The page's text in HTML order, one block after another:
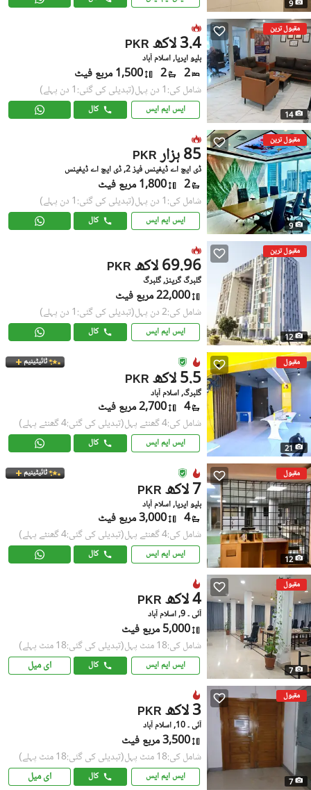
9
مقبول ترین
14
PKR 3.4 لاکھ
بلیو ایریا, اسلام آباد
2
2 1,500 مربع فیٹ
شامل کی:1 دن پہل (تبدیلی کی گئی:1 دن پہلے)
ایس ایم ایس کال
مقبول ترین
9
PKR 85 ہزار
ڈی ایچ اے ڈیفینس فیز 2, ڈی ایچ اے ڈیفینس
2 1,800 مربع فیٹ
شامل کی:1 دن پہل (تبدیلی کی گئی:1 دن پہلے)
ایس ایم ایس کال
مقبول ترین
12
PKR 69.96 لاکھ
گلبرگ گرینز, گلبرگ
22,000 مربع فیٹ
شامل کی:2 دن پہل (تبدیلی کی گئی:1 دن پہلے)
ایس ایم ایس کال
مقبول
21
ٹائیٹینیم
PKR 5.5 لاکھ
گلبرگ, اسلام آباد
4 2,700 مربع فیٹ
شامل کی:4 گھنٹے پہل (تبدیلی کی گئی:4 گھنٹے پہلے)
ایس ایم ایس کال
مقبول
12
ٹائیٹینیم
PKR 7 لاکھ
بلیو ایریا, اسلام آباد
4 3,000 مربع فیٹ
شامل کی:4 گھنٹے پہل (تبدیلی کی گئی:4 گھنٹے پہلے)
ایس ایم ایس کال
مقبول
7
PKR 4 لاکھ
آئی ۔ 9, اسلام آباد
5,000 مربع فیٹ
شامل کی:18 منٹ پہل (تبدیلی کی گئی:18 منٹ پہلے)
ایس ایم ایس کال ای میل
مقبول
7
PKR 3 لاکھ
آئی ۔ 10, اسلام آباد
3,500 مربع فیٹ
شامل کی:18 منٹ پہل (تبدیلی کی گئی:18 منٹ پہلے)
ایس ایم ایس کال ای میل